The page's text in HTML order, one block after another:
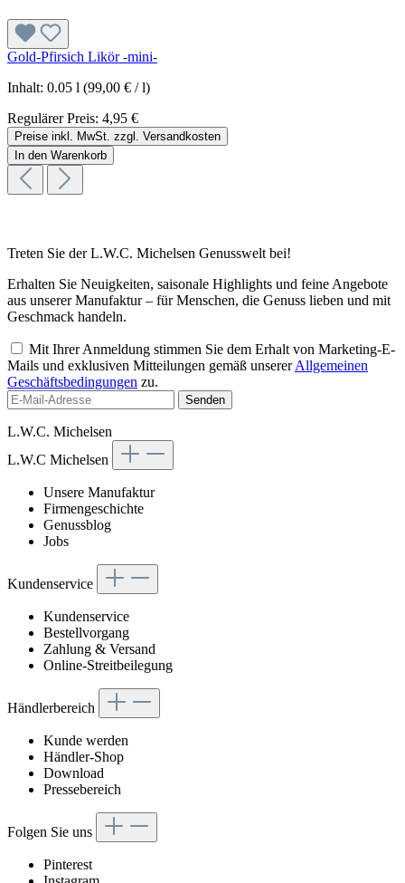
Gold-Pfirsich Likör -mini-
Inhalt: 0.05 l (99,00 € / l)
Regulärer Preis: 4,95 €
Preise inkl. MwSt. zzgl. Versandkosten
In den Warenkorb
Treten Sie der L.W.C. Michelsen Genusswelt bei!
Erhalten Sie Neuigkeiten, saisonale Highlights und feine Angebote
aus unserer Manufaktur – für Menschen, die Genuss lieben und mit
Geschmack handeln.
Mit Ihrer Anmeldung stimmen Sie dem Erhalt von Marketing-E-
Mails und exklusiven Mitteilungen gemäß unsererAllgemeinen
Geschäftsbedingungen zu.
Senden
L.W.C. Michelsen
L.W.C Michelsen
Unsere Manufaktur
Firmengeschichte
Genussblog
Jobs
Kundenservice
Kundenservice
Bestellvorgang
Zahlung & Versand
Online-Streitbeilegung
Händlerbereich
Kunde werden
Händler-Shop
Download
Pressebereich
Folgen Sie uns
Pinterest